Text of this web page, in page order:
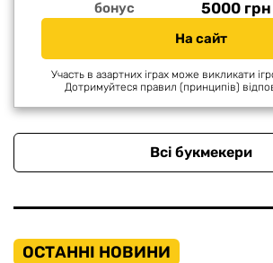
бонус 5000 грн
На сайт
Участь в азартних іграх може викликати
Дотримуйтеся правил (принципів)
Всі букмекери
ОСТАННІ НОВИНИ